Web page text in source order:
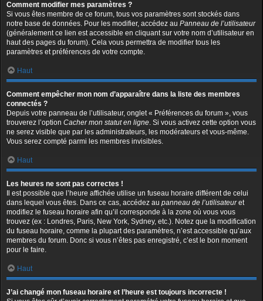
Comment modifier mes paramètres ?
Si vous êtes membre de ce forum, tous vos paramètres sont stockés dans
notre base de données. Pour les modifier, accédez au Panneau de l’utilisateur
(généralement ce lien est accessible en cliquant sur votre nom d’utilisateur en
haut des pages du forum). Cela vous permettra de modifier tous les
paramètres et préférences de votre compte.
Haut
Comment empêcher mon nom d’apparaître dans la liste des membres
connectés ?
Depuis votre panneau de l’utilisateur, onglet « Préférences du forum », vous
trouverez l’option Cacher mon statut en ligne. Si vous activez cette option vous
ne serez visible que par les administrateurs, les modérateurs et vous-même.
Vous serez compté parmi les membres invisibles.
Haut
Les heures ne sont pas correctes !
Il est possible que l’heure affichée utilise un fuseau horaire différent de celui
dans lequel vous êtes. Dans ce cas, accédez au panneau de l’utilisateuret
modifiez le fuseau horaire afin qu’il corresponde à la zone où vous vous
trouvez (ex : Londres, Paris, New York, Sydney, etc.). Notez que la modification
du fuseau horaire, comme la plupart des paramètres, n’est accessible qu’aux
membres du forum. Donc si vous n’êtes pas enregistré, c’est le bon moment
pour le faire.
Haut
J’ai changé mon fuseau horaire et l’heure est toujours incorrecte !